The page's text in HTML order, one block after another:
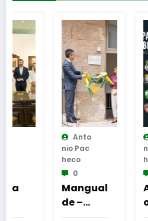
Mangual
Inaugur
Aument
número